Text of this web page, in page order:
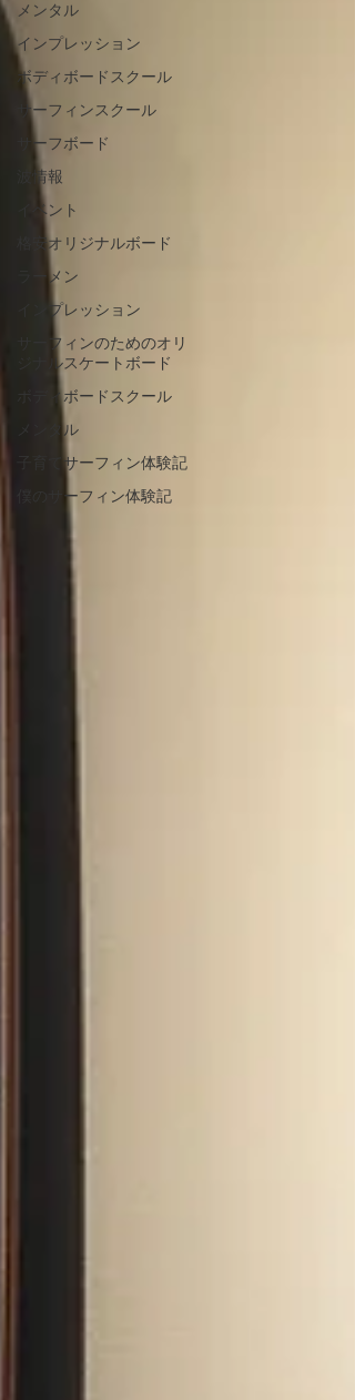
メンタル
インプレッション
ボディボードスクール
サーフィンスクール
サーフボード
波情報
イベント
格安オリジナルボード
ラーメン
インプレッション
サーフィンのためのオリ
ジナルスケートボード
ボディボードスクール
メンタル
子育てサーフィン体験記
僕のサーフィン体験記